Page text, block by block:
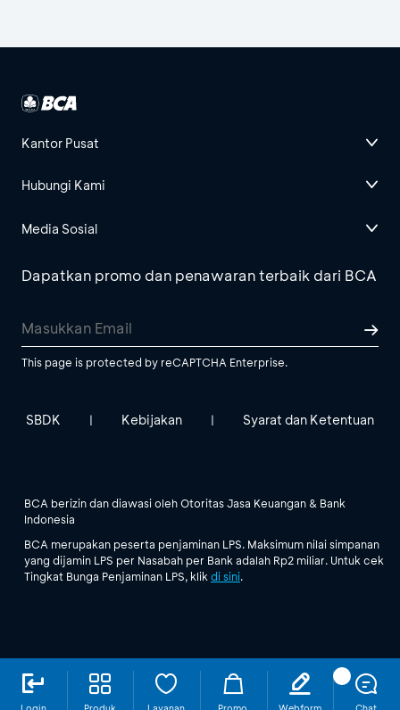
Kantor Pusat
Hubungi Kami
Media Sosial
Dapatkan promo dan penawaran terbaik dari BCA
This page is protected by reCAPTCHA Enterprise.
SBDK | Kebijakan | Syarat dan Ketentuan
BCA berizin dan diawasi oleh Otoritas Jasa Keuangan & Bank
Indonesia
BCA merupakan peserta penjaminan LPS. Maksimum nilai simpanan
yang dijamin LPS per Nasabah per Bank adalah Rp2 miliar. Untuk cek
Tingkat Bunga Penjaminan LPS, klik di sini.